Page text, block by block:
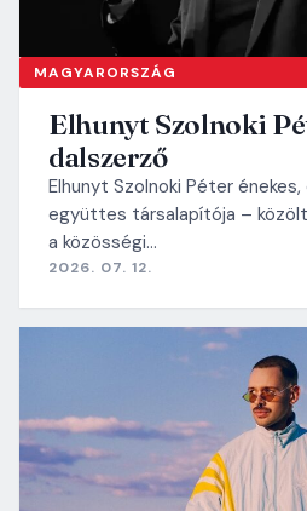
MAGYARORSZÁG
Elhunyt Szolnoki
dalszerző
Elhunyt Szolnoki Péter
együttes társalapítója –
a közösségi…
2026. 07. 12.